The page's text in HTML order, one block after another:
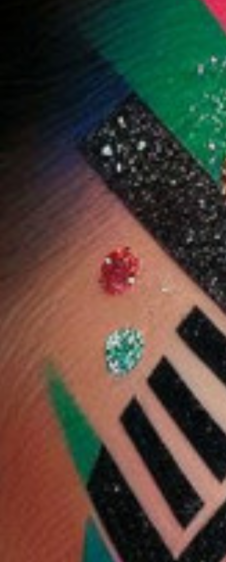
الشفاه دريم
540
اشتر الآن
جولدن روز بودرة خدود -
7 غرام - ٠7 تان جلو
5.000 دب
اشتر الآن
محدد شفاه -
1.205 دب
اشتر الآن
10 %
كريم أساس شيجلام لوك
جرام - ذهبي
4.844 دب
4.360 دب
أضف
اشتر الآن
شيجلام كومبليكشن برو